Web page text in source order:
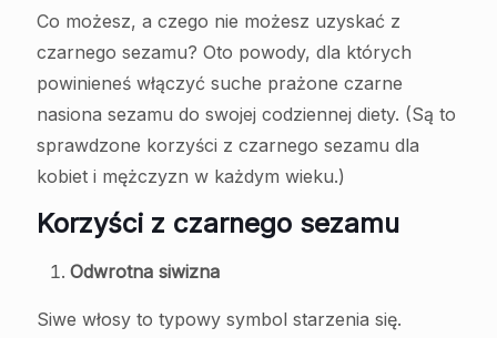
Co możesz, a czego nie możesz uzyskać z
czarnego sezamu? Oto powody, dla których
powinieneś włączyć suche prażone czarne
nasiona sezamu do swojej codziennej diety. (Są to
sprawdzone korzyści z czarnego sezamu dla
kobiet i mężczyzn w każdym wieku.)
Korzyści z czarnego sezamu
Odwrotna siwizna
Siwe włosy to typowy symbol starzenia się.